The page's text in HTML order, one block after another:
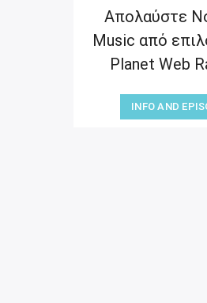
Απολαύστε
Music από
Planet Web
INFO AND